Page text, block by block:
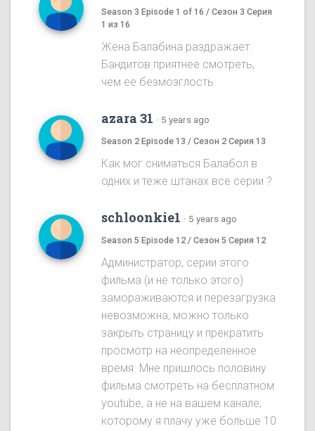
Season 3 Episode 1 of 16 / Сезон 3 Серия
1 из 16
Жена Балабина раздражает.
Бандитов приятнее смотреть,
чем ее безмозглость
azara 31 · 5 years ago
Season 2 Episode 13 / Сезон 2 Серия 13
Как мог сниматься Балабол в
одних и теже штанах все серии ?
schloonkie1 · 5 years ago
Season 5 Episode 12 / Сезон 5 Серия 12
Администратор, серии этого
фильма (и не только этого)
замораживаются и перезагрузка
невозможна, можно только
закрыть страницу и прекратить
просмотр на неопределенное
время. Мне пришлось половину
фильма смотреть на бесплатном
youtube, а не на вашем канале,
которому я плачу уже больше 10